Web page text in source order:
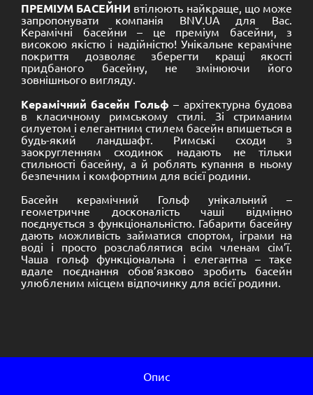
ПРЕМІУМ БАСЕЙНИ втілюють найкраще, що може
запропонувати компанія BNV.UA для Вас.
Керамічні басейни – це преміум басейни, з
високою якістю і надійністю! Унікальне керамічне
покриття дозволяє зберегти кращі якості
придбаного басейну, не змінюючи його
зовнішнього вигляду.
Керамічний басейн Гольф – архітектурна будова
в класичному римському стилі. Зі стриманим
силуетом і елегантним стилем басейн впишеться в
будь-який ландшафт. Римські сходи з
заокругленням сходинок надають не тільки
стильності басейну, а й роблять купання в ньому
безпечним і комфортним для всієї родини.
Басейн керамічний Гольф унікальний –
геометричне досконалість чаші відмінно
поєднується з функціональністю. Габарити басейну
дають можливість займатися спортом, іграми на
воді і просто розслаблятися всім членам сім’ї.
Чаша гольф функціональна і елегантна – таке
вдале поєднання обов’язково зробить басейн
улюбленим місцем відпочинку для всієї родини.
Опис